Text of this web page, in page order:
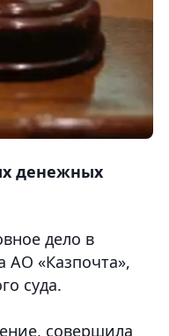
денежных
дело в
АО «Казпочта»,
суда.
совершила